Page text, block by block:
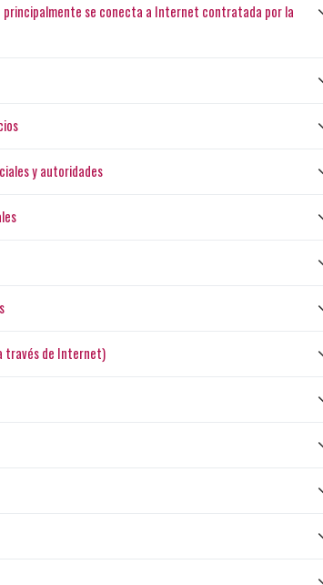
principalmente se conecta a Internet contratada por la
y autoridades
través de Internet)